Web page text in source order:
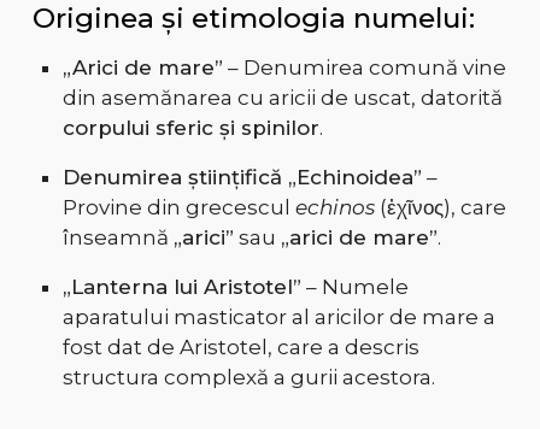
Originea și etimologia numelui:
„Arici de mare” – Denumirea comună vine
din asemănarea cu aricii de uscat, datorită
corpului sferic și spinilor.
Denumirea științifică „Echinoidea” –
Provine din grecescul echinos(ἐχῖνος), care
înseamnă „arici” sau „arici de mare”.
„Lanterna lui Aristotel” – Numele
aparatului masticator al aricilor de mare a
fost dat de Aristotel, care a descris
structura complexă a gurii acestora.